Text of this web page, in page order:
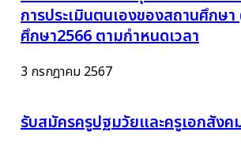
การประเมินตนเองของสถานศึกษา
ศึกษา2566 ตามกำหนดเวลา
3 กรกฎาคม 2567
รับสมัครครูปฐมวัยและครูเอกสังค